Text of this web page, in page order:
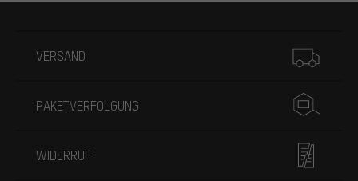
VERSAND
PAKETVERFOLGUNG
WIDERRUF